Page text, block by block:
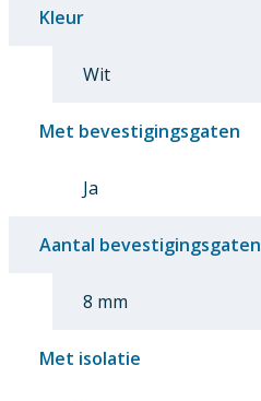
Kleur
Wit
Met bevestigingsgaten
Ja
Aantal bevestigingsgaten
8 mm
Met isolatie